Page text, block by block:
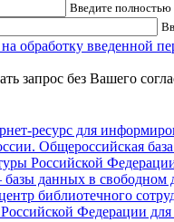
Введите
на обработку введенной
запрос без Вашего